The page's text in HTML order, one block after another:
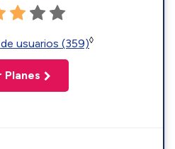
usuarios (359)◊
Planes